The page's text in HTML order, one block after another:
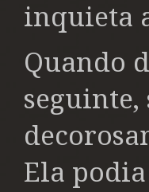
inquieta
Quando
Ela